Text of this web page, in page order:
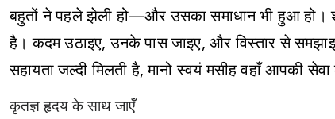
बहुतों ने पहले झेली हो—और उसका समाधान भी हुआ
है। कदम उठाइए, उनके पास जाइए, और विस्तार से
सहायता जल्दी मिलती है, मानो स्वयं मसीह वहाँ आपकी
कृतज्ञ हृदय के साथ जाएँ